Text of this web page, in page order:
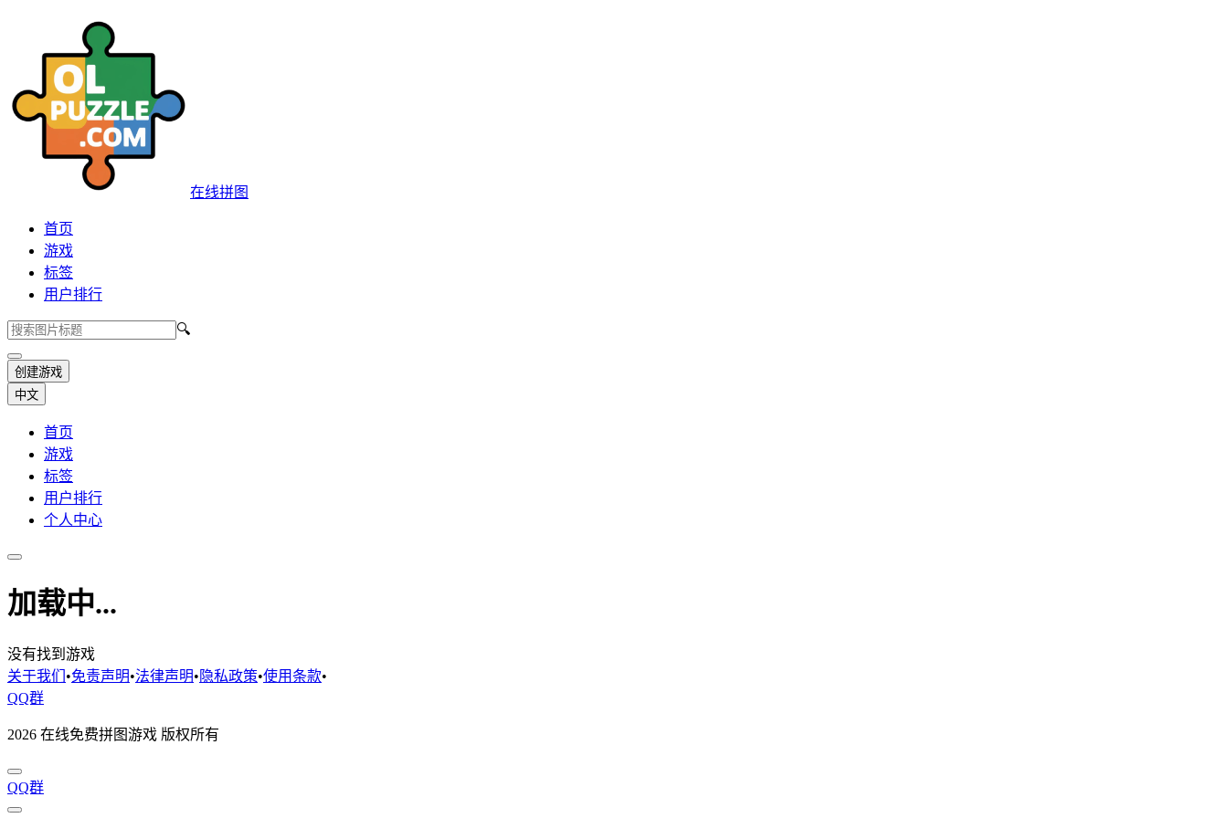
在线拼图
首页
游戏
标签
用户排行
🔍
创建游戏
中文
首页
游戏
标签
用户排行
个人中心
加载中...
没有找到游戏
关于我们 •免责声明•法律声明• 隐私政策•使用条款•
QQ群
2026 在线免费拼图游戏 版权所有
QQ群